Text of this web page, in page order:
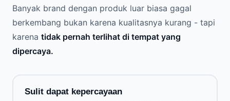
Banyak brand dengan produk luar biasa gagal
berkembang bukan karena kualitasnya kurang - tapi
karena tidak pernah terlihat di tempat yang
dipercaya.
Sulit dapat kepercayaan